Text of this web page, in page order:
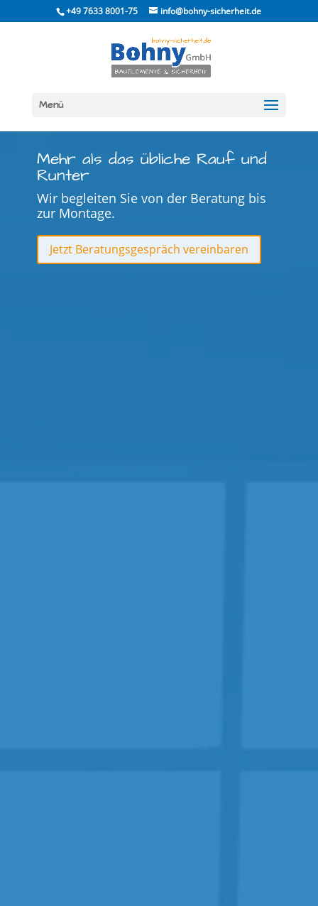
to
+49 7633 8001-75 info@bohny-sicherheit.de
Menü
Mehr als das übliche Rauf und
Runter
Wir begleiten Sie von der Beratung bis
zur Montage.
Jetzt Beratungsgespräch vereinbaren